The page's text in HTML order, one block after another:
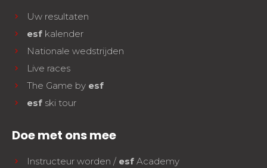
Uw resultaten
esf kalender
Nationale wedstrijden
Live races
The Game by esf
esf ski tour
Doe met ons mee
Instructeur worden / esf Academy